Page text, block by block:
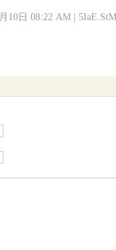
10日 08:22 AM |